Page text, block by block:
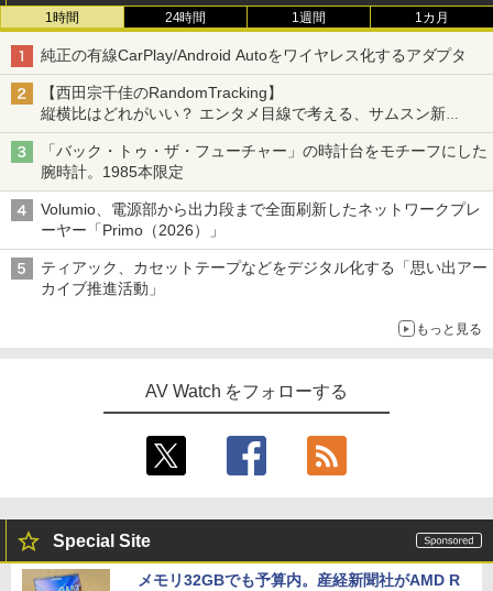
1時間 24時間 1週間 1カ月
純正の有線CarPlay/Android Autoをワイヤレス化するアダプタ
【西田宗千佳のRandomTracking】
縦横比はどれがいい？ エンタメ目線で考える、サムスン新
「Galaxy Z Fold」
「バック・トゥ・ザ・フューチャー」の時計台をモチーフにした
腕時計。1985本限定
Volumio、電源部から出力段まで全面刷新したネットワークプレ
ーヤー「Primo（2026）」
ティアック、カセットテープなどをデジタル化する「思い出アー
カイブ推進活動」
もっと見る
AV Watch をフォローする
Special Site
メモリ32GBでも予算内。産経新聞社がAMD R